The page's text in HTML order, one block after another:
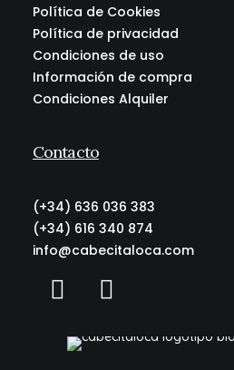
Política de Cookies
Política de privacidad
Condiciones de uso
Información de compra
Condiciones Alquiler
Contacto
(+34) 636 036 383
(+34) 616 340 874
info@cabecitaloca.com